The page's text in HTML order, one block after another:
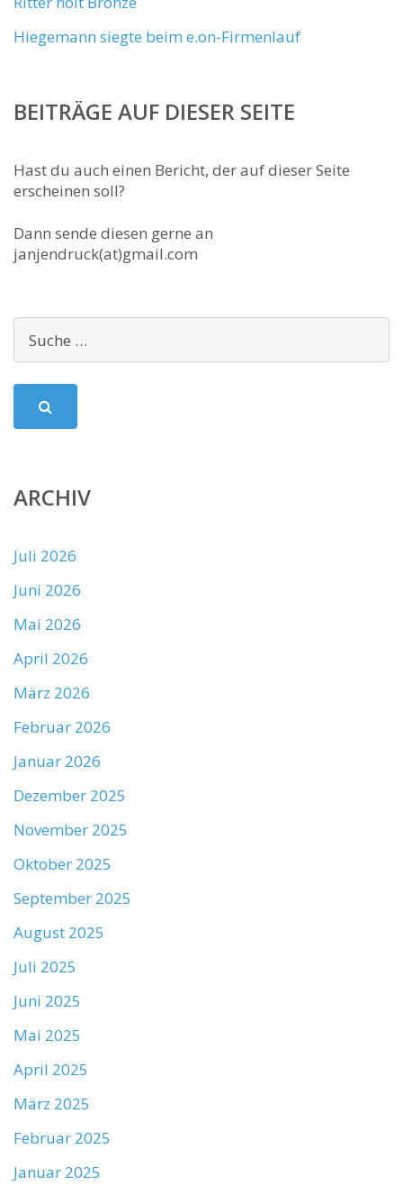
Hiegemann siegte beim e.on-Firmenlauf
BEITRÄGE AUF DIESER SEITE
Hast du auch einen Bericht, der auf dieser Seite
erscheinen soll?
Dann sende diesen gerne an
janjendruck(at)gmail.com
ARCHIV
Juli 2026
Juni 2026
Mai 2026
April 2026
März 2026
Februar 2026
Januar 2026
Dezember 2025
November 2025
Oktober 2025
September 2025
August 2025
Juli 2025
Juni 2025
Mai 2025
April 2025
März 2025
Februar 2025
Januar 2025